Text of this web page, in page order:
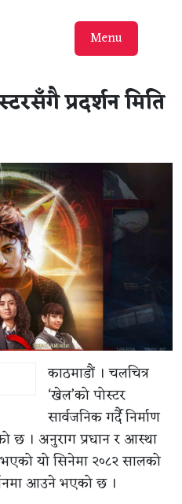
Menu
प्रदर्शन मिति
काठमाडौं । चलचित्र
‘खेल’को पोस्टर
सार्वजनिक गर्दै निर्माण
छ । अनुराग प्रधान र आस्था
यो सिनेमा २०८२ सालको
आउने भएको छ ।